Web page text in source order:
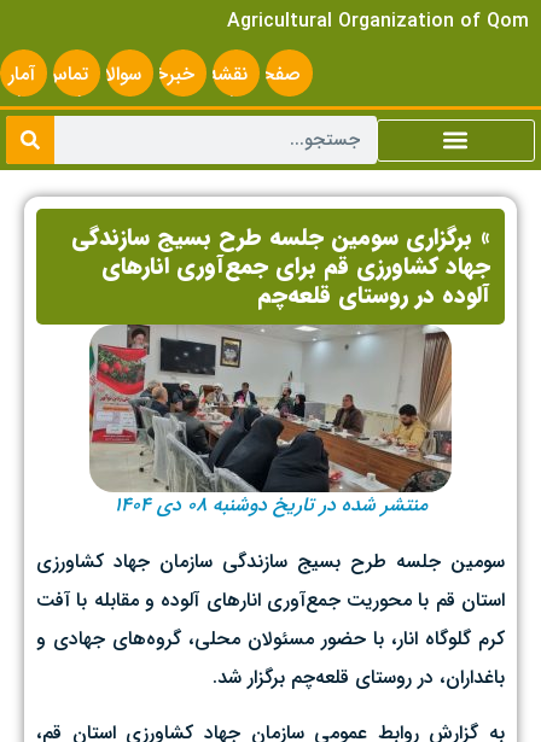
Agricultural Organization of Qom
صفحه
اصلی
نقشه
سایت
خبرخوانسوالات
متداول
تماس
با ما
آمار
» برگزاری سومین جلسه طرح بسیج سازندگی
جهاد کشاورزی قم برای جمع‌آوری انارهای
آلوده در روستای قلعه‌چم
منتشر شده در تاریخ دوشنبه ۰۸ دی ۱۴۰۴
سومین جلسه طرح بسیج سازندگی سازمان جهاد کشاورزی
استان قم با محوریت جمع‌آوری انارهای آلوده و مقابله با آفت
کرم گلوگاه انار، با حضور مسئولان محلی، گروه‌های جهادی و
باغداران، در روستای قلعه‌چم برگزار شد.
به گزارش روابط عمومی سازمان جهاد کشاورزی استان قم،